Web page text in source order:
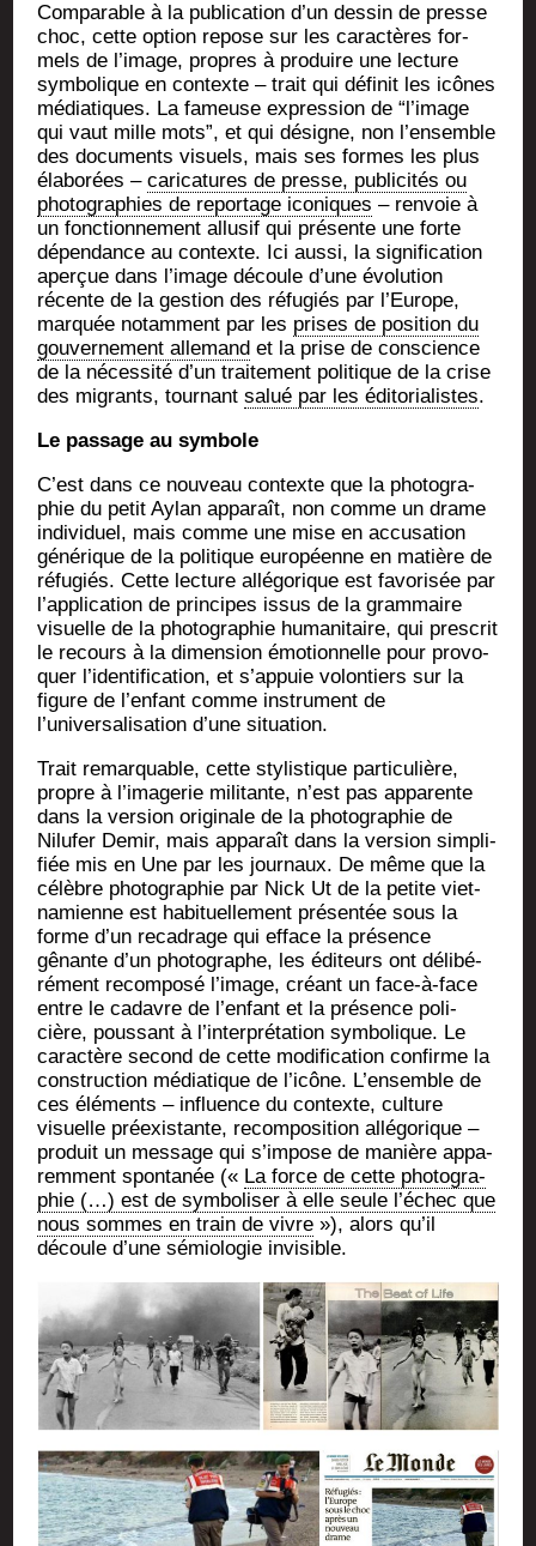
Com­pa­rable à la publi­ca­tion d’un des­sin de presse
choc, cette option repose sur les carac­tères for­
mels de l’image, propres à pro­duire une lec­ture
sym­bo­lique en contexte – trait qui défi­nit les icônes
média­tiques. La fameuse expres­sion de “l’image
qui vaut mille mots”, et qui désigne, non l’ensemble
des docu­ments visuels, mais ses formes les plus
éla­bo­rées –cari­ca­tures de presse, publi­ci­tés ou
pho­to­gra­phies de repor­tage ico­niques – ren­voie à
un fonc­tion­ne­ment allu­sif qui pré­sente une forte
dépen­dance au contexte. Ici aus­si, la signi­fi­ca­tion
aper­çue dans l’image découle d’une évo­lu­tion
récente de la ges­tion des réfu­giés par l’Europe,
mar­quée notam­ment par les prises de posi­tion du
gou­ver­ne­ment alle­mand et la prise de conscience
de la néces­si­té d’un trai­te­ment poli­tique de la crise
des migrants, tour­nantsalué par les édi­to­ria­listes.
Le pas­sage au symbole
C’est dans ce nou­veau contexte que la pho­to­gra­
phie du petit Aylan appa­raît, non comme un drame
indi­vi­duel, mais comme une mise en accu­sa­tion
géné­rique de la poli­tique euro­péenne en matière de
réfu­giés. Cette lec­ture allé­go­rique est favo­ri­sée par
l’application de prin­cipes issus de la gram­maire
visuelle de la pho­to­gra­phie huma­ni­taire, qui pres­crit
le recours à la dimen­sion émo­tion­nelle pour pro­vo­
quer l’identification, et s’appuie volon­tiers sur la
figure de l’enfant comme ins­tru­ment de
l’universalisation d’une situation.
Trait remar­quable, cette sty­lis­tique par­ti­cu­lière,
propre à l’imagerie mili­tante, n’est pas appa­rente
dans la ver­sion ori­gi­nale de la pho­to­gra­phie de
Nilu­fer Demir, mais appa­raît dans la ver­sion sim­pli­
fiée mis en Une par les jour­naux. De même que la
célèbre pho­to­gra­phie par Nick Ut de la petite viet­
na­mienne est habi­tuel­le­ment pré­sen­tée sous la
forme d’un reca­drage qui efface la pré­sence
gênante d’un pho­to­graphe, les édi­teurs ont déli­bé­
ré­ment recom­po­sé l’image, créant un face-à-face
entre le cadavre de l’enfant et la pré­sence poli­
cière, pous­sant à l’interprétation sym­bo­lique. Le
carac­tère second de cette modi­fi­ca­tion confirme la
construc­tion média­tique de l’icône. L’ensemble de
ces élé­ments – influence du contexte, culture
visuelle pré­exis­tante, recom­po­si­tion allé­go­rique –
pro­duit un mes­sage qui s’impose de manière appa­
rem­ment spon­ta­née (« La force de cette pho­to­gra­
phie (…) est de sym­bo­li­ser à elle seule l’échec que
nous sommes en train de vivre »), alors qu’il
découle d’une sémio­lo­gie invisible.